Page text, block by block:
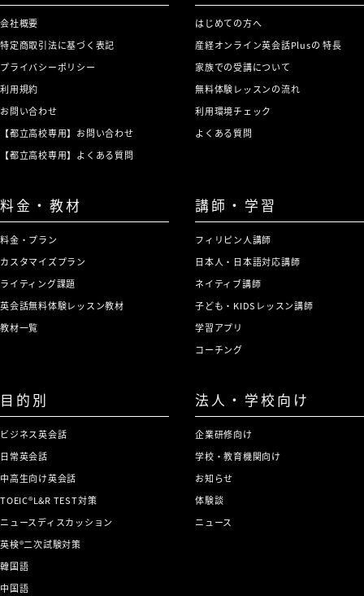
会社概要
特定商取引法に基づく表記
プライバシーポリシー
利用規約
お問い合わせ
【都立高校専用】お問い合わせ
【都立高校専用】よくある質問
はじめての方へ
産経オンライン英会話Plusの 特長
家族での受講について
無料体験レッスンの流れ
利用環境チェック
よくある質問
料金・教材
料金・プラン
カスタマイズプラン
ライティング課題
英会話無料体験レッスン教材
教材一覧
講師・学習
フィリピン人講師
日本人・日本語対応講師
ネイティブ講師
子ども・KIDSレッスン講師
学習アプリ
コーチング
目的別
ビジネス英会話
日常英会話
中高生向け英会話
TOEIC®L&R TEST対策
ニュースディスカッション
英検®二次試験対策
韓国語
中国語
法人・学校向け
企業研修向け
学校・教育機関向け
お知らせ
体験談
ニュース